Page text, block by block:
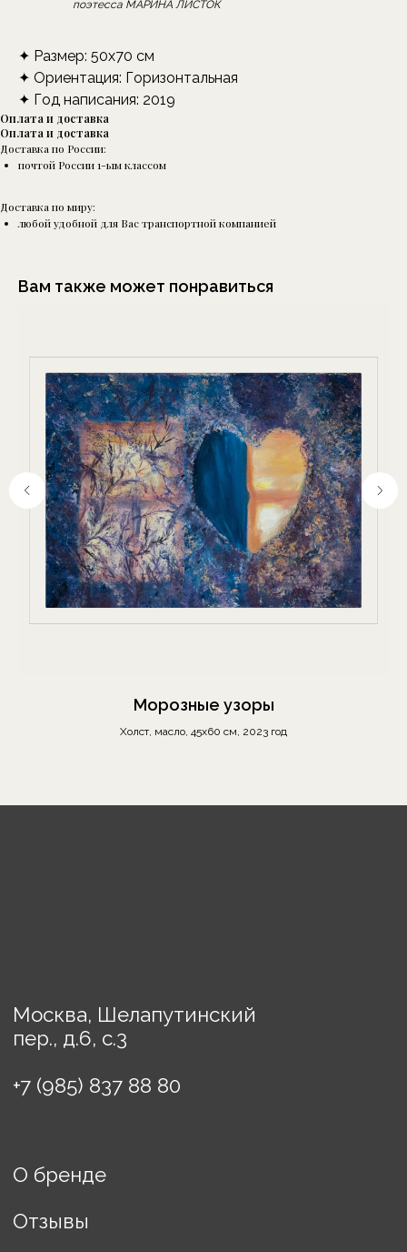
поэтесса МАРИНА ЛИСТОК
✦ Размер: 50х70 см
✦ Ориентация: Горизонтальная
✦ Год написания: 2019
Оплата и доставка
Оплата и доставка
Доставка по России:
почтой России 1-ым классом
Доставка по миру:
любой удобной для Вас транспортной компанией
Вам также может понравиться
Морозные узоры
Холст, масло, 45х60 см, 2023 год
О бренде
Политика конфиденциальности
Договор оферты
Отзывы
Сотрудничество
Предметы декора
Москва, Шелапутинский
пер., д.6, с.3
+7 (985) 837 88 80
ИНН: 770503457608